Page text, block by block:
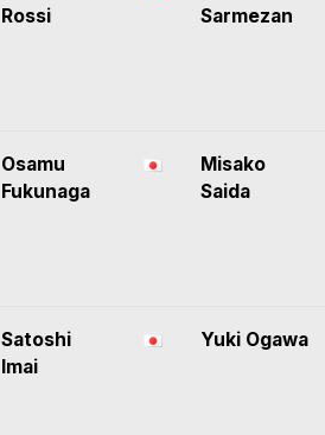
Rossi
Sarmezan
Osamu
Fukunaga
Misako
Saida
Satoshi
Imai
Yuki Ogawa